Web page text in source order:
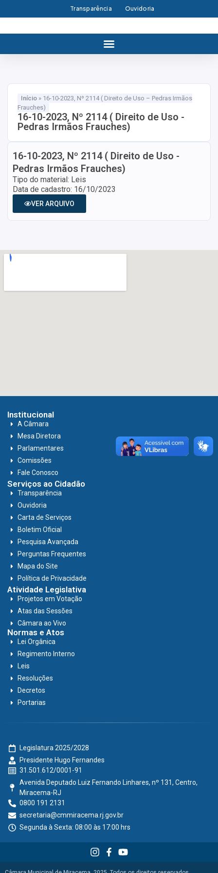
Transparência Ouvidoria
Início » 16-10-2023, Nº 2114 ( Direito de Uso – Pedras Irmãos
Frauches)
16-10-2023, Nº 2114 ( Direito de Uso -
Pedras Irmãos Frauches)
16-10-2023, Nº 2114 ( Direito de Uso -
Pedras Irmãos Frauches)
Tipo do material: Leis
Data de cadastro: 16/10/2023
VER ARQUIVO
Institucional
A Câmara
Mesa Diretora
Parlamentares
Comissões
Fale Conosco
Serviços ao Cidadão
Transparência
Ouvidoria
Carta de Serviços
Boletim Oficial
Pesquisa Avançada
Perguntas Frequentes
Mapa do Site
Política de Privacidade
Atividade Legislativa
Projetos em Votação
Atas das Sessões
Câmara ao Vivo
Normas e Atos
Lei Orgânica
Regimento Interno
Leis
Resoluções
Decretos
Portarias
Legislatura 2025/2028
Presidente Hugo Fernandes
31.501.612/0001-91
Avenida Deputado Luiz Fernando Linhares, nº 131, Centro,
Miracema-RJ
0800 191 2131
secretaria@cmmiracema.rj.gov.br
Segunda à Sexta: 08:00 às 17:00 hrs